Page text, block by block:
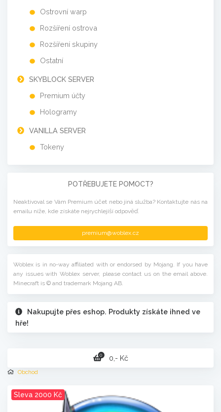
Ostrovní warp
Rozšíření ostrova
Rozšíření skupiny
Ostatní
SKYBLOCK SERVER
Premium účty
Hologramy
VANILLA SERVER
Tokeny
POTŘEBUJETE POMOCT?
Neaktivoval se Vám Premium účet nebo jiná služba? Kontaktujte nás na
emailu níže, kde získáte nejrychlejíší odpověď.
premium@woblex.cz
Woblex is in no-way affiliated with or endorsed by Mojang. If you have
any issues with Woblex server, please contact us on the email above.
Minecraft is © and trademark Mojang AB.
Nakupujte přes eshop. Produkty získáte ihned ve
hře!
0 0,- Kč
Obchod
Sleva 2000 Kč